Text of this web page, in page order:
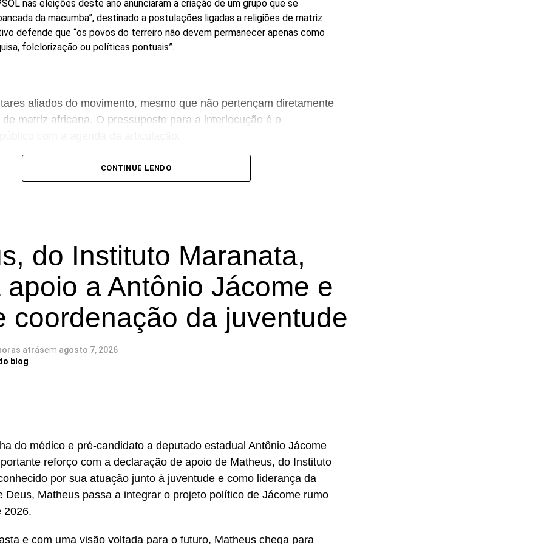
nas eleições deste ano anunciaram a criação de um grupo que se
da macumba”, destinado a postulações ligadas a religiões de matriz
defende que “os povos do terreiro não devem permanecer apenas como
folclorização ou políticas pontuais”.
aliados do movimento, mesmo que não pertençam diretamente
matriz africana. O pressuposto para a interlocução é o
falar melhor por nós do que nós mesmos. Enquanto não tivermos
e macumbeiras ocupando os parlamentos, continuaremos sendo
em momentos pontuais”, dizem os candidatos à Câmara.
seis candidatos à Câmara dos Deputados:
(DF)
Nanã (SP)
(PE)
(BA)
de Oxóssi (BA)
ser a favor da liberdade religiosa e combate o racismo religioso.
entre seus filiados, há pessoas que se candidataram em defesa da
uma iniciativa desenvolvida por esse conjunto de candidatos.
CONTINUE LENDO
do Instituto Maranata,
apoio a Antônio Jácome e
coordenação da juventude
atrásem agosto 7, 2026
blog
do médico e pré-candidato a deputado estadual Antônio Jácome
reforço com a declaração de apoio de Matheus, do Instituto
por sua atuação junto à juventude e como liderança da
Deus, Matheus passa a integrar o projeto político de Jácome rumo
2026.
e com uma visão voltada para o futuro, Matheus chega para